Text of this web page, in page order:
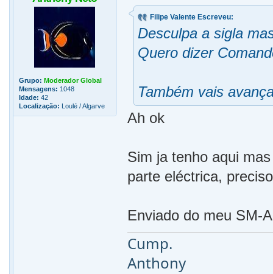
Grupo: Moderador Global
Mensagens: 1048
Idade: 42
Localização: Loulé / Algarve
Filipe Valente Escreveu:
Desculpa a sigla
Quero dizer
Também vais
Ah ok
Sim ja tenho aqui
parte eléctrica,
Enviado do meu SM-
Cump.
Anthony